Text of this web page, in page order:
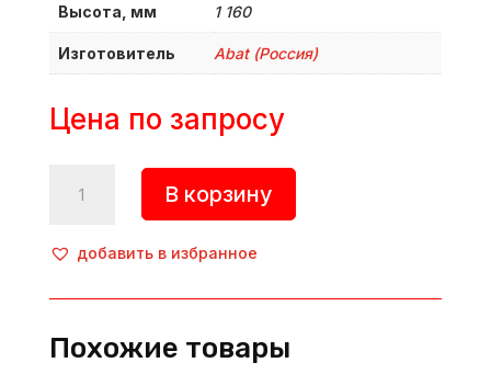
Высота, мм 1 160
Изготовитель Abat (Россия)
Цена по запросу
товара
печь
ПЭК-800,
(Россия)
В корзину
добавить в избранное
Похожие товары